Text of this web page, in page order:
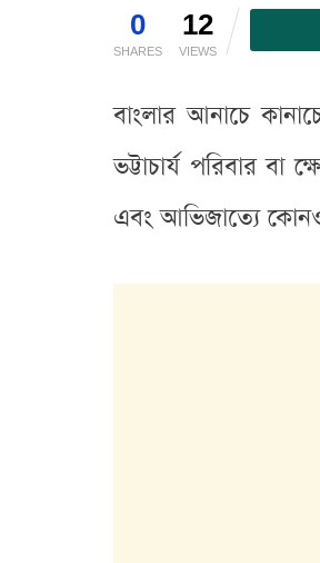
0
SHARES
12
VIEWS
বাংলার আনাচে
ভট্টাচার্য পরিবার
এবং আভিজাত্যে